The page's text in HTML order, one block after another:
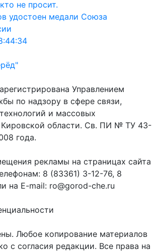
не просит.
удостоен медали Союза
Управлением
по надзору в сфере связи,
и массовых
области. Св. ПИ № ТУ 43-
года.
рекламы на страницах сайта
8 (83361) 3-12-76, 8
на E-mail: ro@gorod-che.ru
Любое копирование материалов
с согласия редакции. Все права на